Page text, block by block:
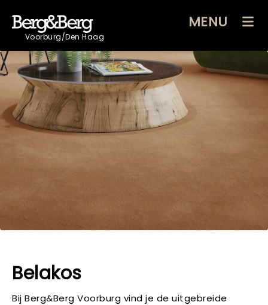
Voorburg/Den Haag
MENU
Belakos
Bij Berg&Berg Voorburg vind je de uitgebreide